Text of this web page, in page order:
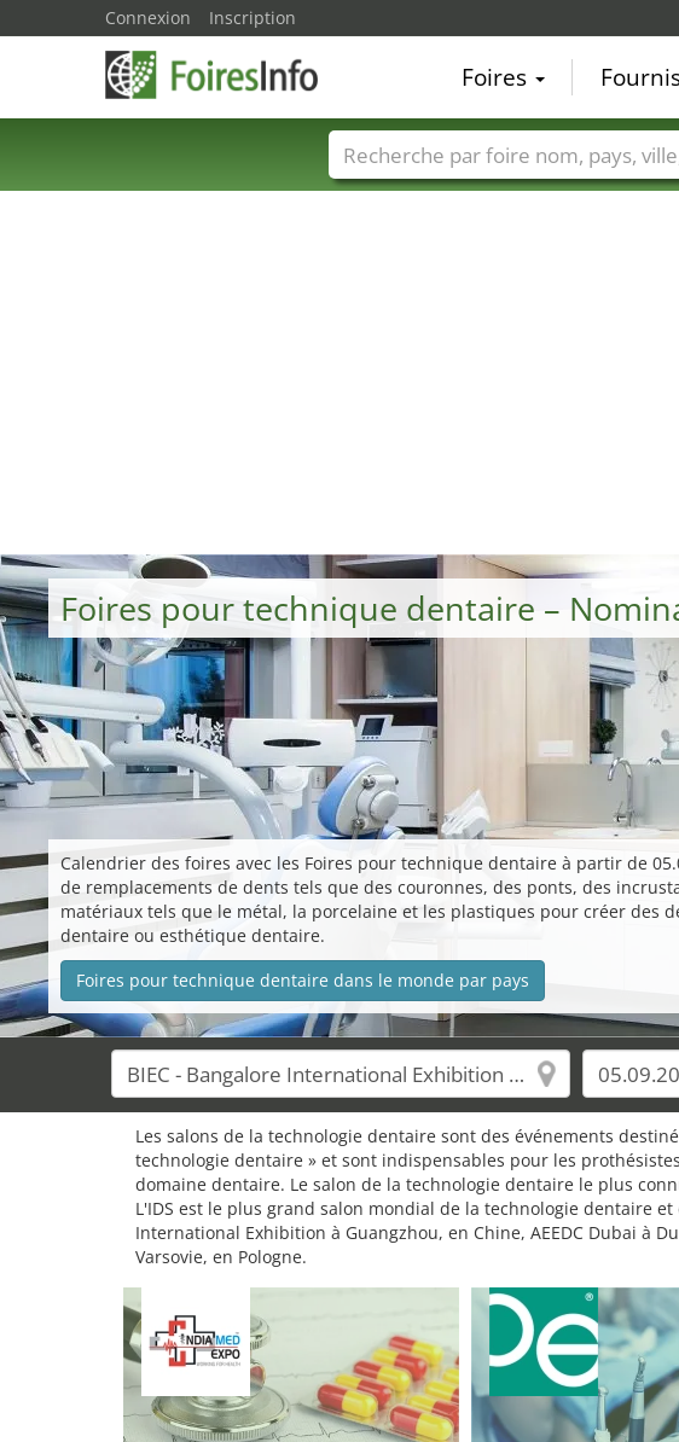
Foires pour technique dentaire –
Calendrier des foires avec les Foires pour technique dentaire à partir de
de remplacements de dents tels que des couronnes, des ponts, des
matériaux tels que le métal, la porcelaine et les plastiques pour créer des
dentaire ou esthétique dentaire.
Foires pour technique dentaire dans le monde par pays
Les salons de la technologie dentaire sont des événements
technologie dentaire » et sont indispensables pour les
domaine dentaire. Le salon de la technologie dentaire le plus
L'IDS est le plus grand salon mondial de la technologie dentaire
International Exhibition à Guangzhou, en Chine, AEEDC Dubai à
Varsovie, en Pologne.
Connexion Inscription
Foires
Foire noms Pays Villes